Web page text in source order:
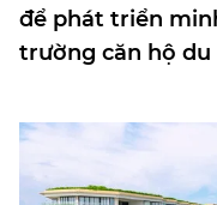
để phát triển
trường căn hộ